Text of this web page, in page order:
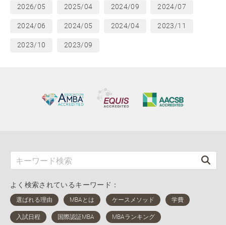
2026/05 2025/04 2024/09 2024/07
2024/06 2024/05 2024/04 2023/11
2023/10 2023/09
よく検索されているキーワード：